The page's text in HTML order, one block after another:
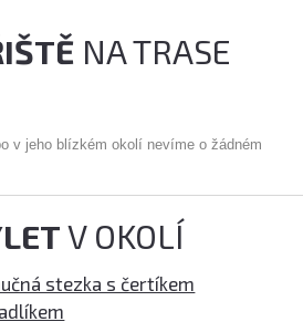
NA TRASE
v jeho blízkém okolí nevíme o žádném
V OKOLÍ
stezka s čertíkem